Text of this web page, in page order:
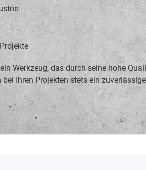
Werkzeug, das durch seine hohe
Ihren Projekten stets ein